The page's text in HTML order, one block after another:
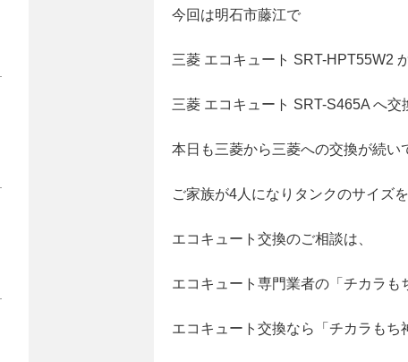
今回は明石市藤江で
三菱 エコキュート SRT-HPT55W2
三菱 エコキュート SRT-S465A へ交
本日も三菱から三菱への交換が続い
ご家族が4人になりタンクのサイズ
エコキュート交換のご相談は、
エコキュート専門業者の「チカラも
エコキュート交換なら「チカラもち